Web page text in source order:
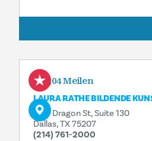
0,04 Meilen
LAURA RATHE BILDENDE
1130 Dragon St, Suite 130
Dallas, TX 75207
(214) 761-2000